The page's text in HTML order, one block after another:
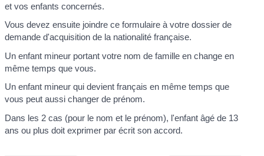
et vos enfants concernés.
Vous devez ensuite joindre ce formulaire à votre dossier de
demande d'acquisition de la nationalité française.
Un enfant mineur portant votre nom de famille en change en
même temps que vous.
Un enfant mineur qui devient français en même temps que
vous peut aussi changer de prénom.
Dans les 2 cas (pour le nom et le prénom), l'enfant âgé de 13
ans ou plus doit exprimer par écrit son accord.